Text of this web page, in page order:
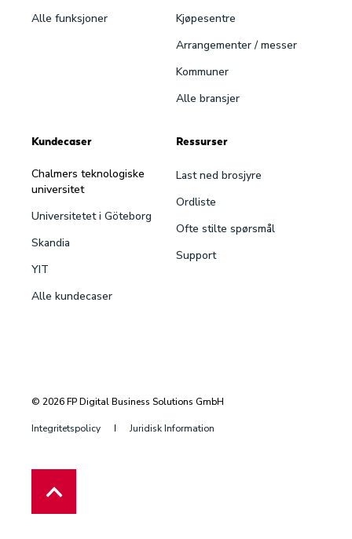
Alle funksjoner
Kjøpesentre
Arrangementer / messer
Kommuner
Alle bransjer
Kundecaser
Chalmers teknologiske
universitet
Universitetet i Göteborg
Skandia
YIT
Alle kundecaser
Ressurser
Last ned brosjyre
Ordliste
Ofte stilte spørsmål
Support
© 2026 FP Digital Business Solutions GmbH
Integritetspolicy Juridisk Information